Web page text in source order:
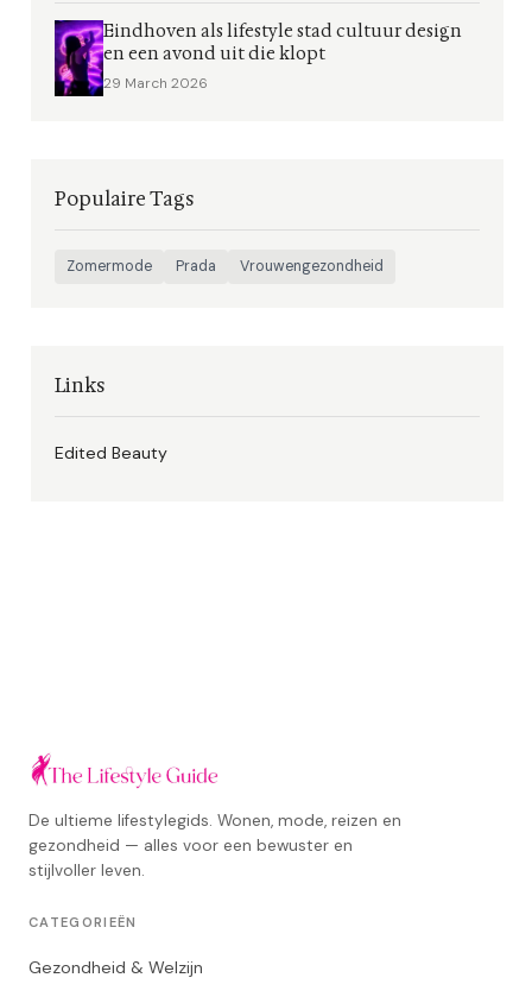
Eindhoven als lifestyle stad cultuur design
en een avond uit die klopt
29 March 2026
Populaire Tags
Zomermode Prada Vrouwengezondheid
Links
Edited Beauty
De ultieme lifestylegids. Wonen, mode, reizen en
gezondheid — alles voor een bewuster en
stijlvoller leven.
CATEGORIEËN
Gezondheid & Welzijn